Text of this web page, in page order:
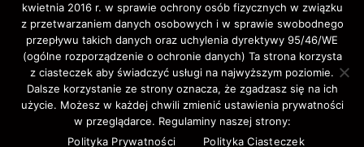
Copyright © 2020 ELA-TRAVEL: Biuro Podróży,
wycieczki, wczasy, pielgrzymki, bilety lotnicze,
autokarowe,promowe,koncertowe,Western-Union,.
kwietnia 2016 r. w sprawie ochrony osób fizycznych w związku
z przetwarzaniem danych osobowych i w sprawie swobodnego
przepływu takich danych oraz uchylenia dyrektywy 95/46/WE
(ogólne rozporządzenie o ochronie danych) Ta strona korzysta
z ciasteczek aby świadczyć usługi na najwyższym poziomie.
Dalsze korzystanie ze strony oznacza, że zgadzasz się na ich
użycie. Możesz w każdej chwili zmienić ustawienia prywatności
w przeglądarce. Regulaminy naszej strony:
Polityka Prywatności
Polityka Ciasteczek